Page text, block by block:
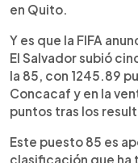
en Quito.
Y es que la FIFA
El Salvador subió
la 85, con 1245.89
Concacaf y en la
puntos tras los
Este puesto 85 es
clasificación que ha